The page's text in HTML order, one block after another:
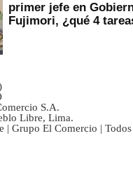
primer jefe en
Fujimori, ¿qué 4
S.A.
Libre, Lima.
| Grupo El Comercio |